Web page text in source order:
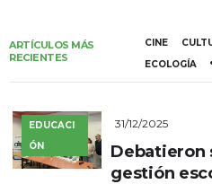
ARTÍCULOS MÁS
RECIENTES
CINE
ECOLOGÍA
EDUCACI
ÓN
31/12/2025
Debatieron
gestión